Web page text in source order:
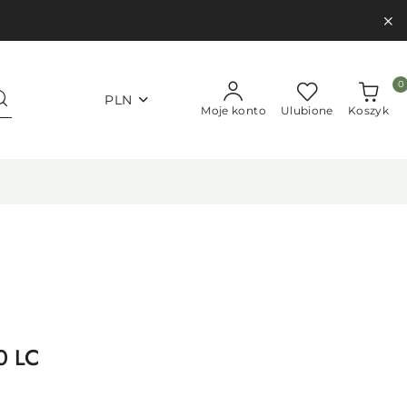
PLN
Moje konto Ulubione Koszyk
0
LC